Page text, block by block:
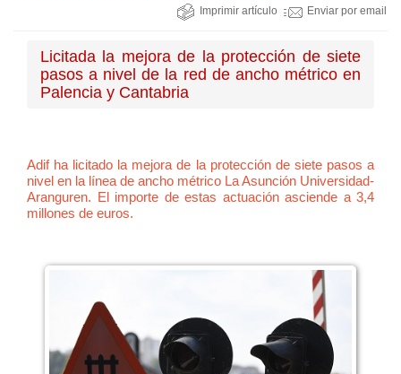
Imprimir artículo Enviar por email
Licitada la mejora de la protección de siete
pasos a nivel de la red de ancho métrico en
Palencia y Cantabria
Adif ha licitado la mejora de la protección de siete pasos a
nivel en la línea de ancho métrico La Asunción Universidad-
Aranguren. El importe de estas actuación asciende a 3,4
millones de euros.